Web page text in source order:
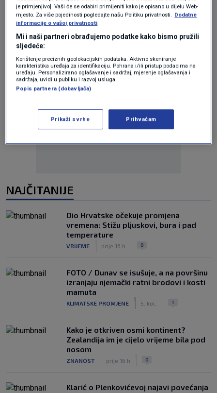
Oglas
NAJČITANIJE
Dio Hrvatske očekuje promjena
vremena: Stižu pljuskovi, bura i pad
temperature
VRIJEME prije 16 h 0
FOTO / Dunav se isušuje, a na površinu
izranjaju njemački ratni brodovi i kosti
mamuta
KLIMATSKE PROMJENE 5. kol. 1
Kako je otkriven osmi kontinent?
Zealandija im je cijelo vrijeme bila pod
nosom
ZNANOST prije 16 h 0
Klarić o Plenkovićevoj najavi povećanja
je primjenjivo]. Vaši će se odabiri primijeniti kako je opisano u dijelu Web-
mjesto. Za više pojedinosti pogledajte našu Politiku privatnosti. Dodatne
informacije o vašoj privatnosti
Mi i naši partneri obrađujemo podatke kako bismo pružili
sljedeće:
Korištenje preciznih geolokacijskih podataka. Aktivno skeniranje
karakteristika uređaja za identifikaciju. Pohrana i/ili pristup podacima na
uređaju. Personalizirano oglašavanje i sadržaj, mjerenje oglašavanja i
sadržaja, uvidi u publiku i razvoj usluga.
Popis partnera (dobavljača)
Prikaži svrhe Prihvaćam